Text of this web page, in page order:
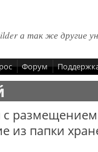
а так же другие
Форум
размещением
из папки